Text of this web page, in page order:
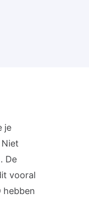
je
De
vooral
hebben